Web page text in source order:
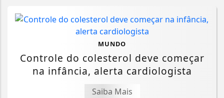
MUNDO
Controle do colesterol deve começar
na infância, alerta cardiologista
Saiba Mais